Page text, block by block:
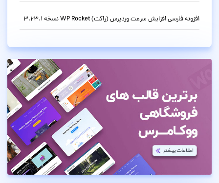
افزونه فارسی افزایش سرعت وردپرس (راکت) WP Rocket نسخه 3.23.1